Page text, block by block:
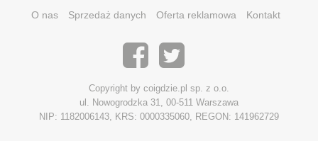
O nas Sprzedaż danych Oferta reklamowa Kontakt
Copyright by coigdzie.pl sp. z o.o.
ul. Nowogrodzka 31, 00-511 Warszawa
NIP: 1182006143, KRS: 0000335060, REGON: 141962729